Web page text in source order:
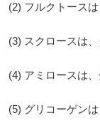
(2) フルクトース
(3) スクロースは
(4) アミロースは
(5) グリコーゲン